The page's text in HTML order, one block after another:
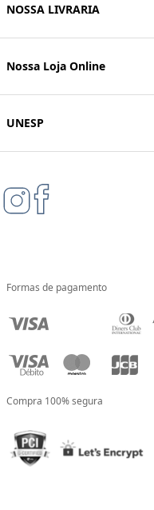
NOSSA LIVRARIA
Nossa Loja Online
UNESP
Formas de pagamento
Compra 100% segura